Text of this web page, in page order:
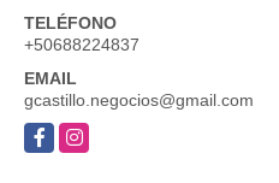
TELÉFONO
+50688224837
EMAIL
gcastillo.negocios@gmail.com
FacebookInstagram